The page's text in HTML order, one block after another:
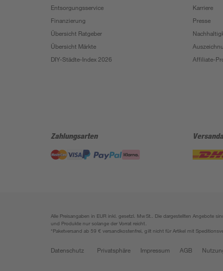
Entsorgungsservice
Finanzierung
Übersicht Ratgeber
Übersicht Märkte
DIY-Städte-Index 2026
Karriere
Presse
Affiliate-
Zahlungsarten
Alle Preisangaben in EUR inkl. gesetzl. MwSt.. Die dargestellten Angebote
und Produkte nur solange der Vorrat reicht.
*Paketversand ab 59 € versandkostenfrei, gilt nicht für Artikel mit
Datenschutz Privatsphäre Impressum AGB